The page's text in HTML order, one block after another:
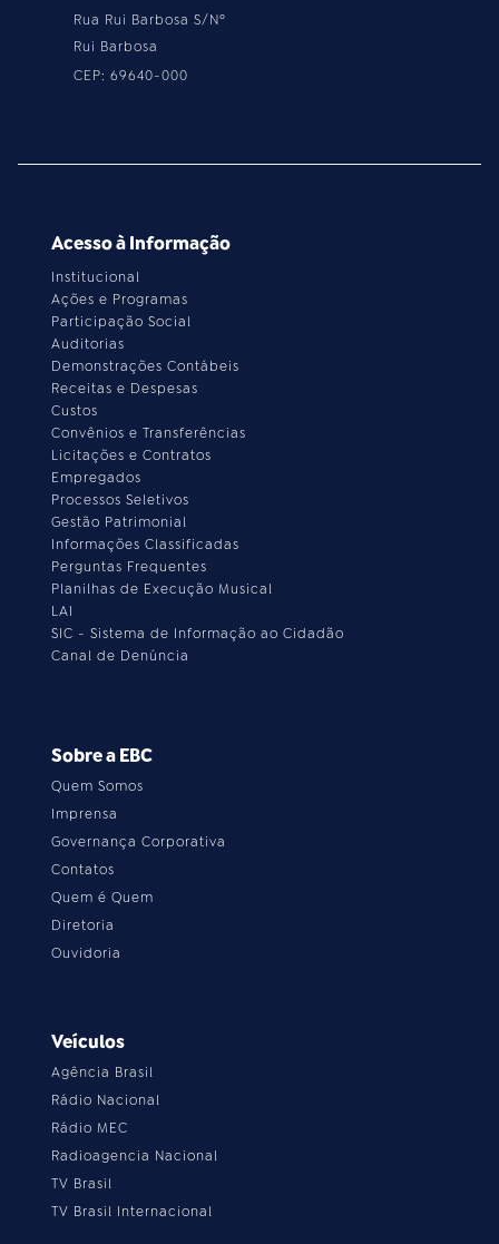
Rua Rui Barbosa S/Nº
Rui Barbosa
CEP: 69640-000
Acesso à Informação
Institucional
Ações e Programas
Participação Social
Auditorias
Demonstrações Contábeis
Receitas e Despesas
Custos
Convênios e Transferências
Licitações e Contratos
Empregados
Processos Seletivos
Gestão Patrimonial
Informações Classificadas
Perguntas Frequentes
Planilhas de Execução Musical
LAI
SIC - Sistema de Informação ao Cidadão
Canal de Denúncia
Sobre a EBC
Quem Somos
Imprensa
Governança Corporativa
Contatos
Quem é Quem
Diretoria
Ouvidoria
Veículos
Agência Brasil
Rádio Nacional
Rádio MEC
Radioagencia Nacional
TV Brasil
TV Brasil Internacional